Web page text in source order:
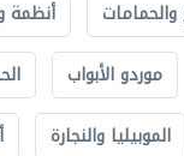
أنظمة
موردو الأبواب
الموبيليا والنجارة